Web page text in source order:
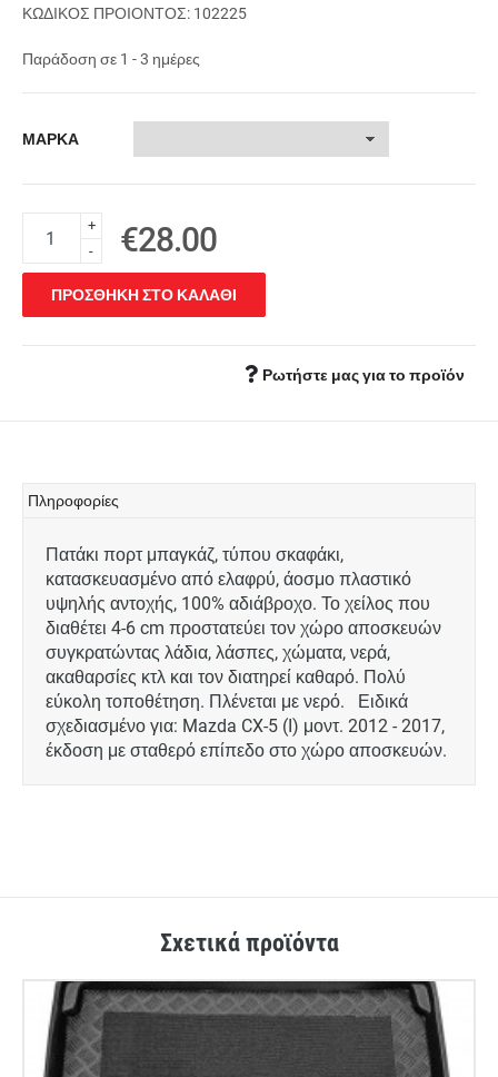
ΚΩΔΙΚΟΣ ΠΡΟΙΟΝΤΟΣ: 102225
Παράδοση σε 1 - 3 ημέρες
ΜΑΡΚΑ
+
-
€28.00
ΠΡΟΣΘΗΚΗ ΣΤΟ ΚΑΛΑΘΙ
Ρωτήστε μας για το προϊόν
Πληροφορίες
Πατάκι πορτ μπαγκάζ, τύπου σκαφάκι,
κατασκευασμένο από ελαφρύ, άοσμο πλαστικό
υψηλής αντοχής, 100% αδιάβροχο. Το χείλος που
διαθέτει 4-6 cm προστατεύει τον χώρο αποσκευών
συγκρατώντας λάδια, λάσπες, χώματα, νερά,
ακαθαρσίες κτλ και τον διατηρεί καθαρό. Πολύ
εύκολη τοποθέτηση. Πλένεται με νερό. Ειδικά
σχεδιασμένο για: Mazda CX-5 (I) μοντ. 2012 - 2017,
έκδοση με σταθερό επίπεδο στο χώρο αποσκευών.
Σχετικά προϊόντα